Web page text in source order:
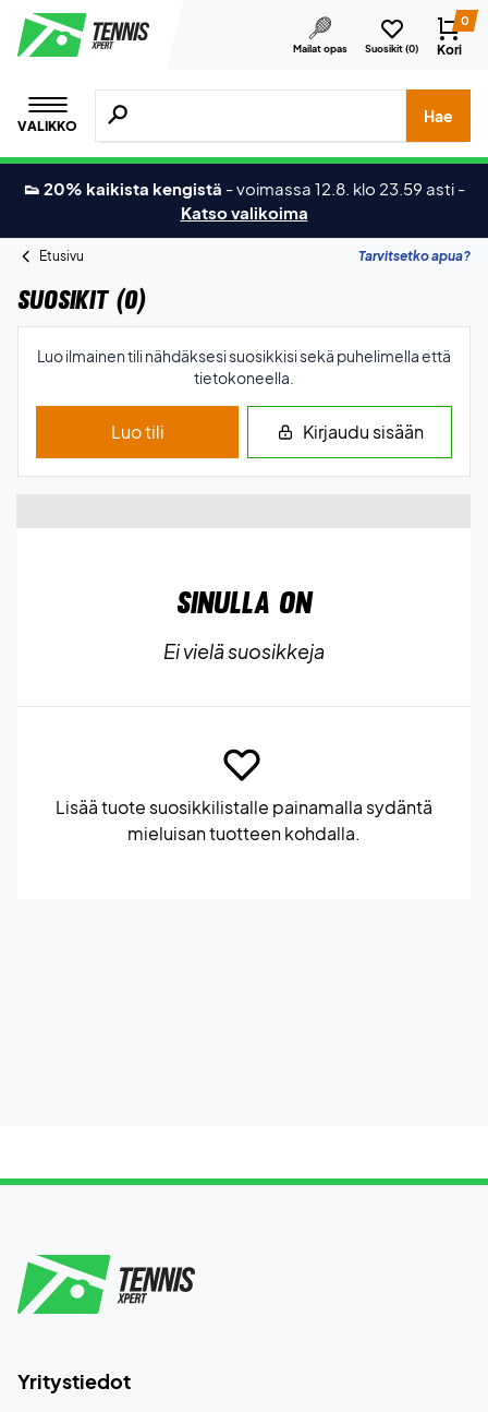
Mailat opas Suosikit (0)
0
Kori
VALIKKO
Hae tuotteita, merkkejä jne.
Hae
👟 20% kaikista kengistä -voimassa 12.8. klo 23.59 asti -
Katso valikoima
Etusivu Tarvitsetko apua?
Suosikit (0)
Luo ilmainen tili nähdäksesi suosikkisi sekä puhelimella että
tietokoneella.
Luo tili Kirjaudu sisään
Sinulla on
Ei vielä suosikkeja
Lisää tuote suosikkilistalle painamalla sydäntä
mieluisan tuotteen kohdalla.
Yritystiedot